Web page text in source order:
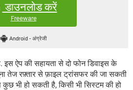
कंप्यूटर बस
डाउनलोड करें
Freeware
Android - अंग्रेजी
इस ऐप की सहायता से दो फोन डिवाइस के
तेज रफ़्तार से फ़ाइल ट्रांसफर की जा सकती
भी हो सकती है, किसी भी सिस्टम की हो